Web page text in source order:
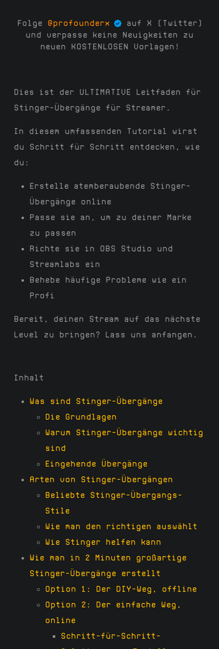
Folge @profounderx
auf X (Twitter)
und verpasse keine Neuigkeiten zu
neuen KOSTENLOSEN Vorlagen!
Dies ist der ULTIMATIVE Leitfaden für
Stinger-Übergänge für Streamer.
In diesem umfassenden Tutorial wirst
du Schritt für Schritt entdecken, wie
du:
Erstelle atemberaubende Stinger-
Übergänge online
Passe sie an, um zu deiner Marke
zu passen
Richte sie in OBS Studio und
Streamlabs ein
Behebe häufige Probleme wie ein
Profi
Bereit, deinen Stream auf das nächste
Level zu bringen? Lass uns anfangen.
Inhalt
Was sind Stinger-Übergänge
Die Grundlagen
Warum Stinger-Übergänge wichtig
sind
Eingehende Übergänge
Arten von Stinger-Übergängen
Beliebte Stinger-Übergangs-
Stile
Wie man den richtigen auswählt
Wie Stinger helfen kann
Wie man in 2 Minuten großartige
Stinger-Übergänge erstellt
Option 1: Der DIY-Weg, offline
Option 2: Der einfache Weg,
online
Schritt-für-Schritt-